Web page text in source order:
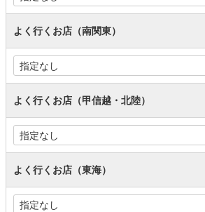
よく行くお店（南関東）
よく行くお店（甲信越・北陸）
よく行くお店（東海）